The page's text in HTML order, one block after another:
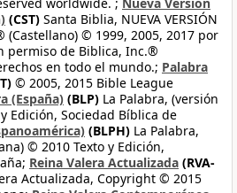
(CST) Santa Biblia, NUEVA VERSIÓN
(Castellano) © 1999, 2005, 2017 por
permiso de Biblica, Inc.®
en todo el mundo.; Palabra
© 2005, 2015 Bible League
(España) (BLP) La Palabra, (versión
Edición, Sociedad Bíblica de
(BLPH) La Palabra,
© 2010 Texto y Edición,
Reina Valera Actualizada (RVA-
Actualizada, Copyright © 2015